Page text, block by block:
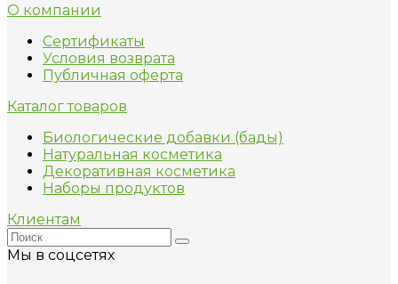
О компании
Сертификаты
Условия возврата
Публичная оферта
Каталог товаров
Биологические добавки (бады)
Натуральная косметика
Декоративная косметика
Наборы продуктов
Клиентам
Мы в соцсетях